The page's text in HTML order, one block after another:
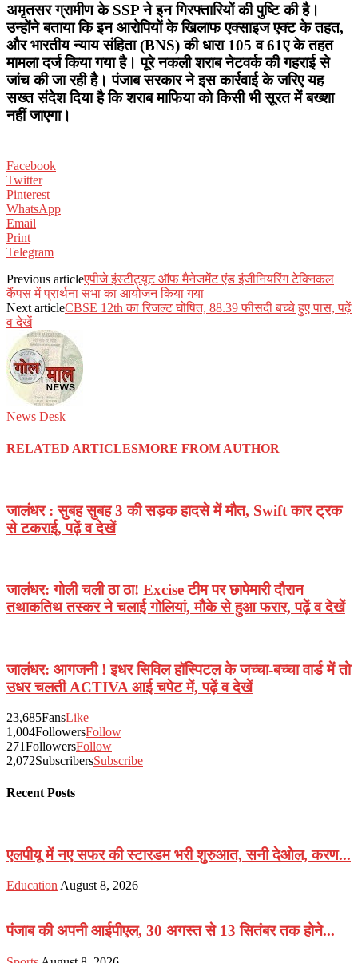
अमृतसर ग्रामीण के SSP ने इन गिरफ्तारियों की पुष्टि की है।
उन्होंने बताया कि इन आरोपियों के खिलाफ एक्साइज एक्ट के तहत,
और भारतीय न्याय संहिता (BNS) की धारा 105 व 61ए के तहत
मामला दर्ज किया गया है। पूरे नकली शराब नेटवर्क की गहराई से
जांच की जा रही है। पंजाब सरकार ने इस कार्रवाई के जरिए यह
सख्त संदेश दिया है कि शराब माफिया को किसी भी सूरत में बख्शा
नहीं जाएगा।
Facebook
Twitter
Pinterest
WhatsApp
Email
Print
Telegram
Previous articleएपीजे इंस्टीट्यूट ऑफ मैनेजमेंट एंड इंजीनियरिंग टेक्निकल
कैंपस में प्रार्थना सभा का आयोजन किया गया
Next articleCBSE 12th का रिजल्ट घोषित, 88.39 फीसदी बच्चे हुए पास, पढ़ें
व देखें
News Desk
RELATED ARTICLESMORE FROM AUTHOR
जालंधर : सुबह सुबह 3 की सड़क हादसे में मौत, Swift कार ट्रक
से टकराई, पढ़ें व देखें
जालंधर: गोली चली ठा ठा! Excise टीम पर छापेमारी दौरान
तथाकतिथ तस्कर ने चलाई गोलियां, मौके से हुआ फरार, पढ़ें व देखें
जालंधर: आगजनी ! इधर सिविल हॉस्पिटल के जच्चा-बच्चा वार्ड में तो
उधर चलती ACTIVA आई चपेट में, पढ़ें व देखें
23,685FansLike
1,004FollowersFollow
271FollowersFollow
2,072SubscribersSubscribe
Recent Posts
एलपीयू में नए सफर की स्टारडम भरी शुरुआत, सनी देओल, करण...
Education August 8, 2026
पंजाब की अपनी आईपीएल, 30 अगस्त से 13 सितंबर तक होने...